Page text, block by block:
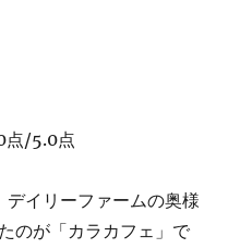
点/5.0点
イリーファームの奥様
のが「カラカフェ」で